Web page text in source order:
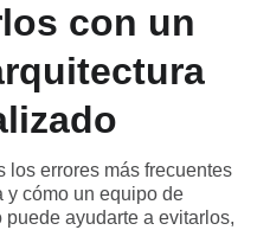
con un
los errores más frecuentes
y cómo un equipo de
ayudarte a evitarlos,